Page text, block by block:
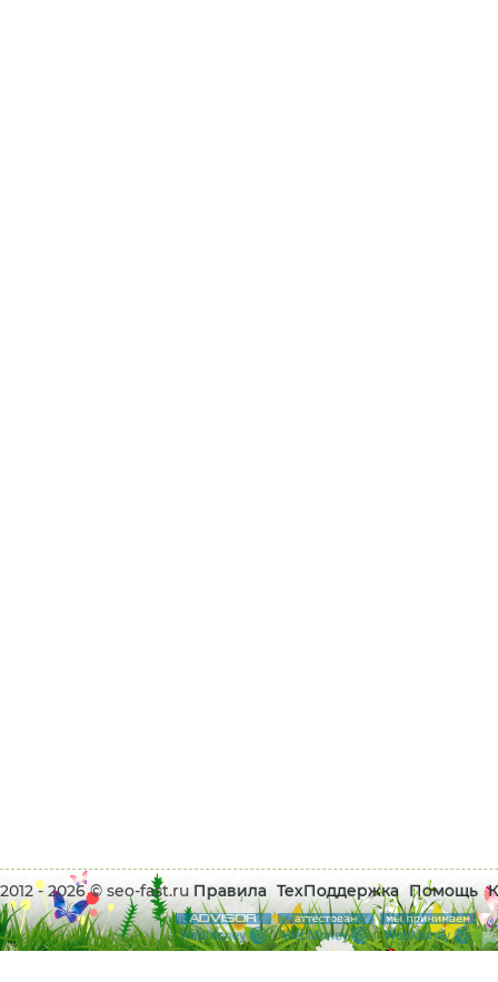
2012 - 2026 © seo-fast.ru Правила ТехПоддержка Помощь